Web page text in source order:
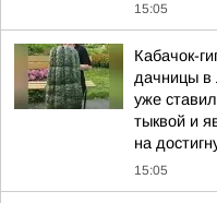
15:05
Кабачок-
дачницы в
уже
тыквой и
на
15:05